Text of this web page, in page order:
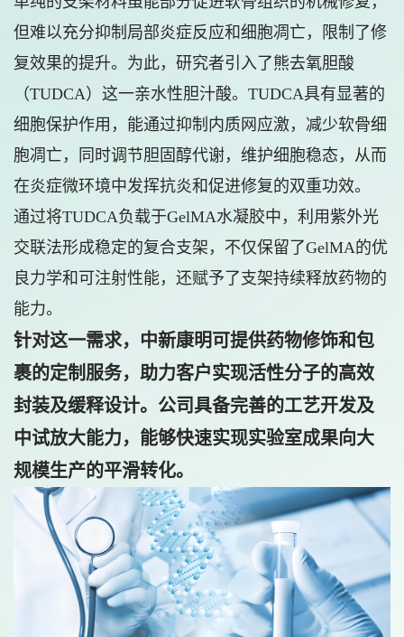
但难以充分抑制局部炎症反应和细胞凋亡，限制了修
复效果的提升。为此，研究者引入了熊去氧胆酸
（TUDCA）这一亲水性胆汁酸。TUDCA具有显著的
细胞保护作用，能通过抑制内质网应激，减少软骨细
胞凋亡，同时调节胆固醇代谢，维护细胞稳态，从而
在炎症微环境中发挥抗炎和促进修复的双重功效。
通过将TUDCA负载于GelMA水凝胶中，利用紫外光
交联法形成稳定的复合支架，不仅保留了GelMA的优
良力学和可注射性能，还赋予了支架持续释放药物的
能力。
针对这一需求，中新康明可提供药物修饰和包
裹的定制服务，助力客户实现活性分子的高效
封装及缓释设计。公司具备完善的工艺开发及
中试放大能力，能够快速实现实验室成果向大
规模生产的平滑转化。